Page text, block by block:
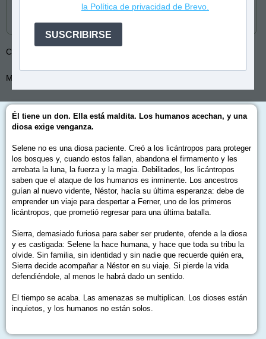
la Política de privacidad de Brevo.
SUSCRIBIRSE
Colección:
Más de:
Él tiene un don. Ella está maldita. Los humanos acechan, y una
diosa exige venganza.
Selene no es una diosa paciente. Creó a los licántropos para proteger
los bosques y, cuando estos fallan, abandona el firmamento y les
arrebata la luna, la fuerza y la magia. Debilitados, los licántropos
saben que el ataque de los humanos es inminente. Los ancestros
guían al nuevo vidente, Néstor, hacía su última esperanza: debe de
emprender un viaje para despertar a Ferner, uno de los primeros
licántropos, que prometió regresar para una última batalla.
Sierra, demasiado furiosa para saber ser prudente, ofende a la diosa
y es castigada: Selene la hace humana, y hace que toda su tribu la
olvide. Sin familia, sin identidad y sin nadie que recuerde quién era,
Sierra decide acompañar a Néstor en su viaje. Si pierde la vida
defendiéndole, al menos le habrá dado un sentido.
El tiempo se acaba. Las amenazas se multiplican. Los dioses están
inquietos, y los humanos no están solos.